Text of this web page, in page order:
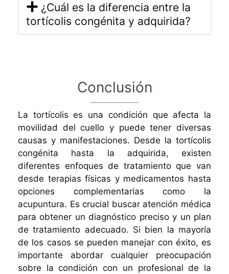
¿Cuál es la diferencia entre la
tortícolis congénita y adquirida?
Conclusión
La tortícolis es una condición que afecta la
movilidad del cuello y puede tener diversas
causas y manifestaciones. Desde la tortícolis
congénita hasta la adquirida, existen
diferentes enfoques de tratamiento que van
desde terapias físicas y medicamentos hasta
opciones complementarias como la
acupuntura. Es crucial buscar atención médica
para obtener un diagnóstico preciso y un plan
de tratamiento adecuado. Si bien la mayoría
de los casos se pueden manejar con éxito, es
importante abordar cualquier preocupación
sobre la condición con un profesional de la